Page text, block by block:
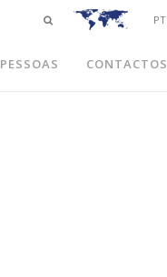
PT
PESSOAS CONTACTOS